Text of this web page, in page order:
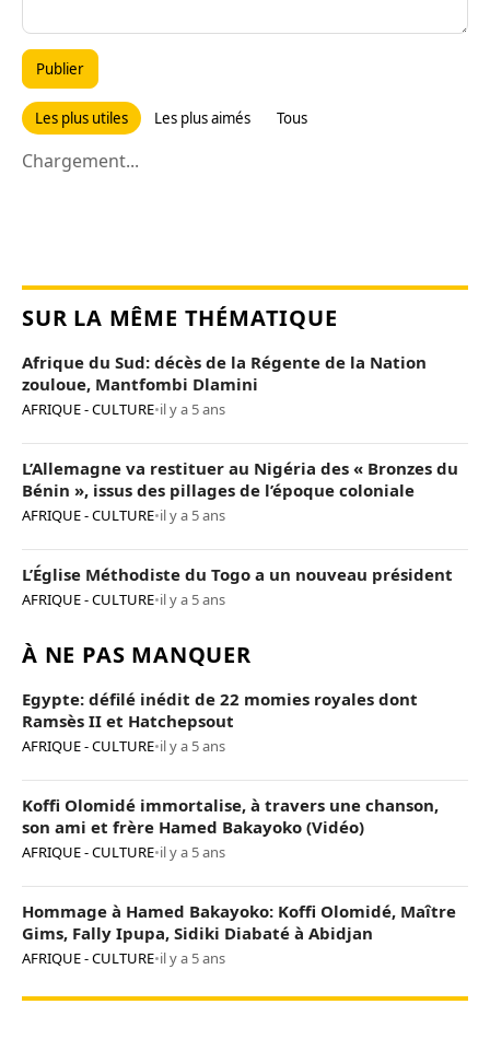
Publier
Les plus utiles Les plus aimés Tous
Chargement...
SUR LA MÊME THÉMATIQUE
Afrique du Sud: décès de la Régente de la Nation
zouloue, Mantfombi Dlamini
AFRIQUE - CULTURE•il y a 5 ans
L’Allemagne va restituer au Nigéria des « Bronzes du
Bénin », issus des pillages de l’époque coloniale
AFRIQUE - CULTURE•il y a 5 ans
L’Église Méthodiste du Togo a un nouveau président
AFRIQUE - CULTURE•il y a 5 ans
À NE PAS MANQUER
Egypte: défilé inédit de 22 momies royales dont
Ramsès II et Hatchepsout
AFRIQUE - CULTURE•il y a 5 ans
Koffi Olomidé immortalise, à travers une chanson,
son ami et frère Hamed Bakayoko (Vidéo)
AFRIQUE - CULTURE•il y a 5 ans
Hommage à Hamed Bakayoko: Koffi Olomidé, Maître
Gims, Fally Ipupa, Sidiki Diabaté à Abidjan
AFRIQUE - CULTURE•il y a 5 ans